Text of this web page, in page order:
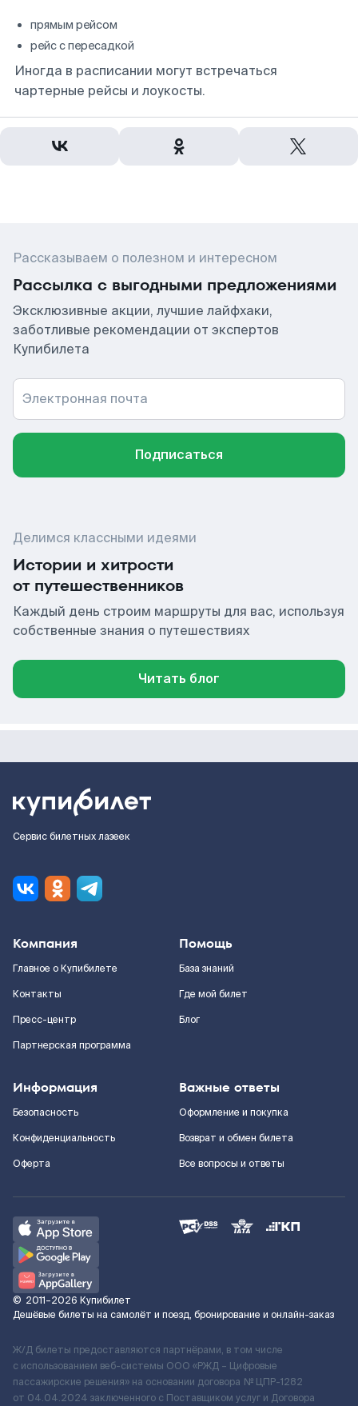
прямым рейсом
рейс с пересадкой
Иногда в расписании могут встречаться
чартерные рейсы и лоукосты.
Рассказываем о полезном и интересном
Рассылка с выгодными предложениями
Эксклюзивные акции, лучшие лайфхаки,
заботливые рекомендации от экспертов
Купибилета
Электронная почта
Подписаться
Делимся классными идеями
Истории и хитрости
от путешественников
Каждый день строим маршруты для вас, используя
собственные знания о путешествиях
Читать блог
Сервис билетных лазеек
Компания
Главное о Купибилете
Контакты
Пресс-центр
Партнерская программа
Помощь
База знаний
Где мой билет
Блог
Информация
Безопасность
Конфиденциальность
Оферта
Важные ответы
Оформление и покупка
Возврат и обмен билета
Все вопросы и ответы
© 2011–2026 Купибилет
Дешёвые билеты на самолёт и поезд, бронирование и онлайн-заказ
Ж/Д билеты предоставляются партнёрами, в том числе
с использованием веб-системы ООО «РЖД – Цифровые
пассажирские решения» на основании договора № ЦПР-1282
от 04.04.2024 заключенного с Поставщиком услуг и Договора